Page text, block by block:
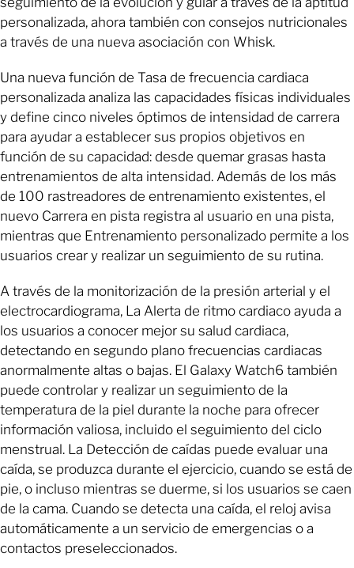
personalizada, ahora también con consejos nutricionales
a través de una nueva asociación con Whisk.
Una nueva función de Tasa de frecuencia cardiaca
personalizada analiza las capacidades físicas individuales
y define cinco niveles óptimos de intensidad de carrera
para ayudar a establecer sus propios objetivos en
función de su capacidad: desde quemar grasas hasta
entrenamientos de alta intensidad. Además de los más
de 100 rastreadores de entrenamiento existentes, el
nuevo Carrera en pista registra al usuario en una pista,
mientras que Entrenamiento personalizado permite a los
usuarios crear y realizar un seguimiento de su rutina.
A través de la monitorización de la presión arterial y el
electrocardiograma, La Alerta de ritmo cardiaco ayuda a
los usuarios a conocer mejor su salud cardiaca,
detectando en segundo plano frecuencias cardiacas
anormalmente altas o bajas. El Galaxy Watch6 también
puede controlar y realizar un seguimiento de la
temperatura de la piel durante la noche para ofrecer
información valiosa, incluido el seguimiento del ciclo
menstrual. La Detección de caídas puede evaluar una
caída, se produzca durante el ejercicio, cuando se está de
pie, o incluso mientras se duerme, si los usuarios se caen
de la cama. Cuando se detecta una caída, el reloj avisa
automáticamente a un servicio de emergencias o a
contactos preseleccionados.